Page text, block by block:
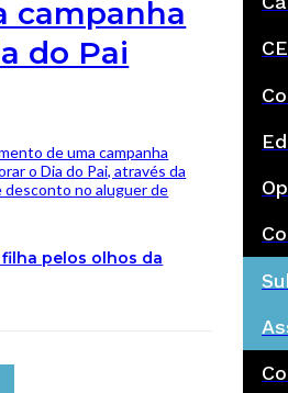
campanha
do Pai
de uma campanha
o Dia do Pai, através da
desconto no aluguer de
pelos olhos da